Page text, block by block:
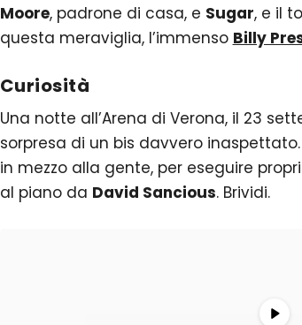
Moore, padrone di casa, e Sugar, e il
questa meraviglia, l’immenso Billy
Curiosità
Una notte all’Arena di Verona, il 23
sorpresa di un bis davvero inaspettato.
in mezzo alla gente, per eseguire
al piano da David Sancious. Brividi.